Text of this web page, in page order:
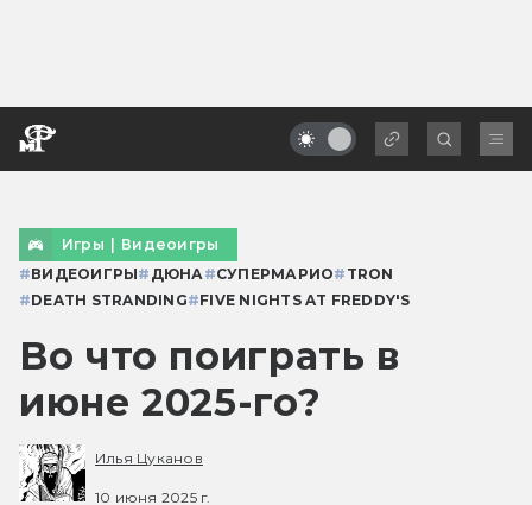
Игры | Видеоигры
#ВИДЕОИГРЫ# ДЮНА #СУПЕРМАРИО# TRON
#DEATH STRANDING#FIVE NIGHTS AT FREDDY'S
Во что поиграть в
июне 2025-го?
Илья Цуканов
10 июня 2025 г.